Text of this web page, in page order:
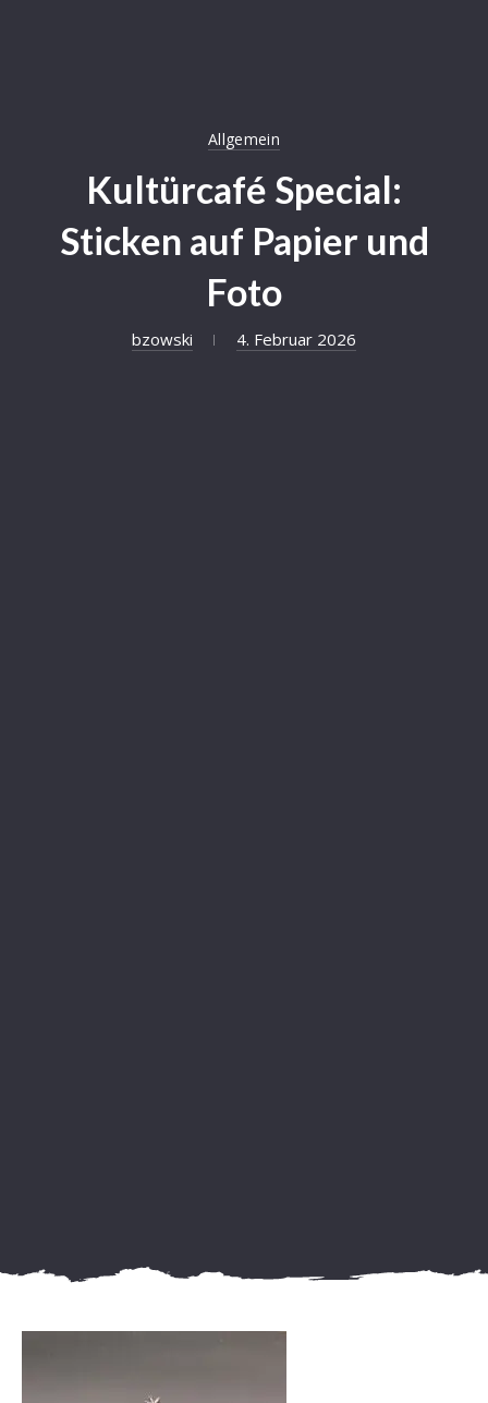
Allgemein
Kultürcafé Special:
Sticken auf Papier und
Foto
bzowski 4. Februar 2026